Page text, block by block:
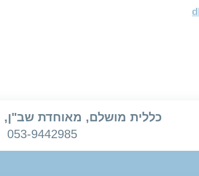
כללית מושלם, מאוחדת שב"ן,
053-9442985